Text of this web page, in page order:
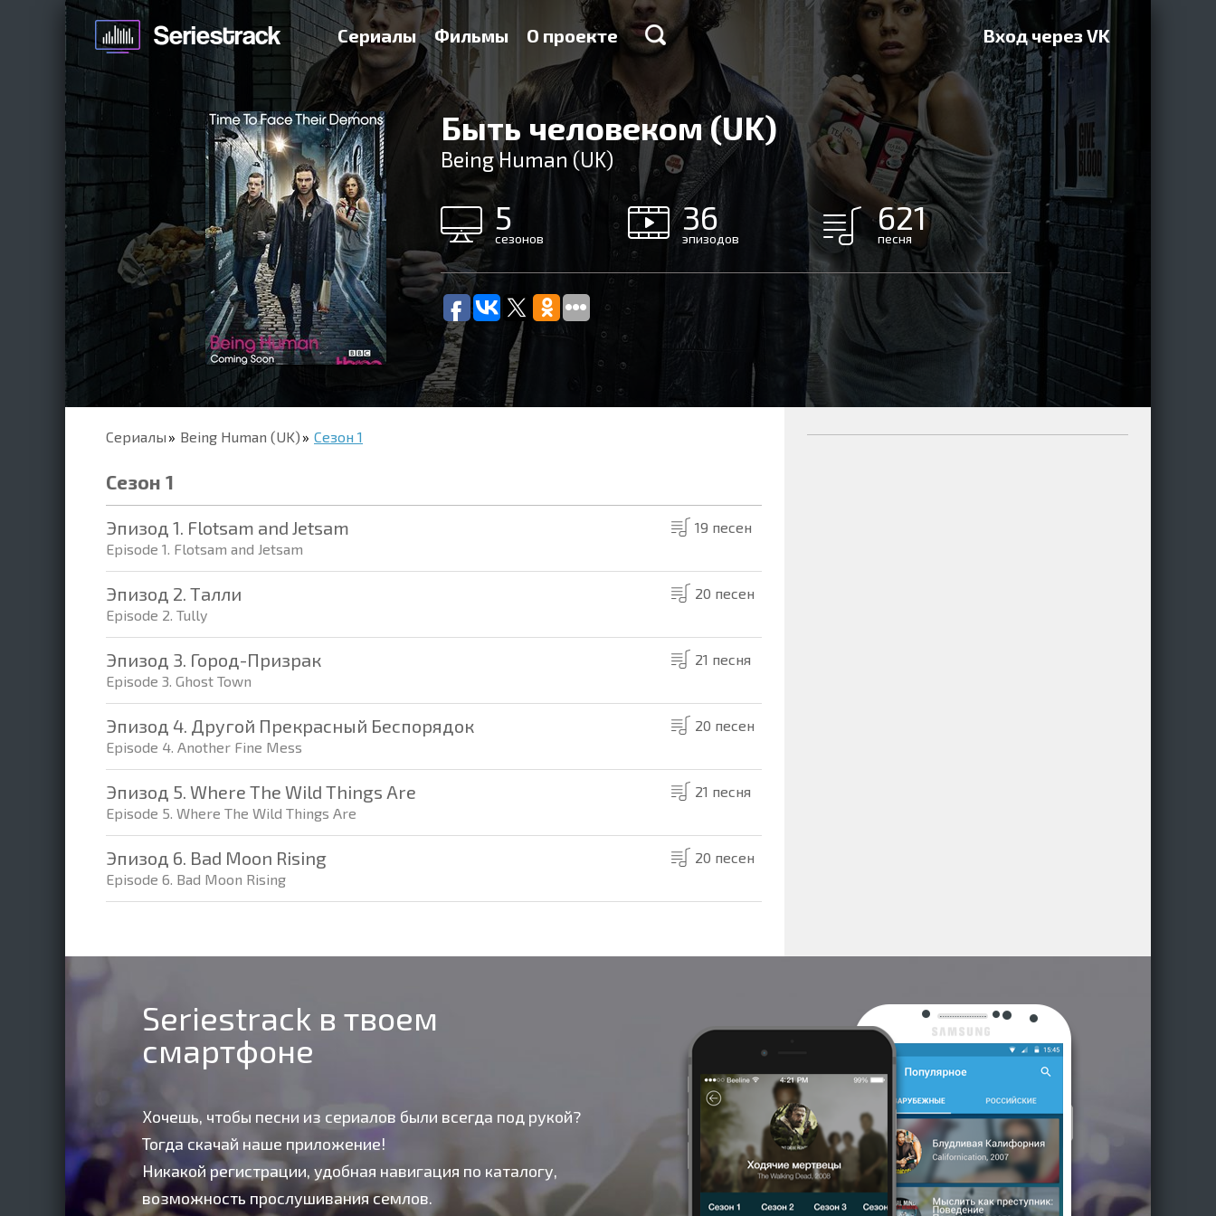
Сериалы Фильмы О проекте Вход через VK
Быть человеком (UK)
Being Human (UK)
5
сезонов
36
эпизодов
621
песня
Сериалы Being Human (UK) Сезон 1
Сезон 1
Эпизод 1. Flotsam and Jetsam
Episode 1. Flotsam and Jetsam
19 песен
Эпизод 2. Талли
Episode 2. Tully
20 песен
Эпизод 3. Город-Призрак
Episode 3. Ghost Town
21 песня
Эпизод 4. Другой Прекрасный Беспорядок
Episode 4. Another Fine Mess
20 песен
Эпизод 5. Where The Wild Things Are
Episode 5. Where The Wild Things Are
21 песня
Эпизод 6. Bad Moon Rising
Episode 6. Bad Moon Rising
20 песен
Seriestrack в твоем
смартфоне
Хочешь, чтобы песни из сериалов были всегда под рукой?
Тогда скачай наше приложение!
Никакой регистрации, удобная навигация по каталогу,
возможность прослушивания семлов.